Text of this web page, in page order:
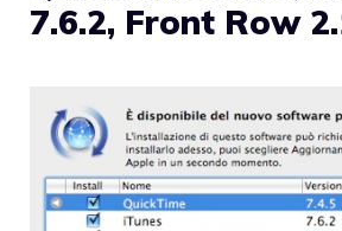
7.6.2, Front Row